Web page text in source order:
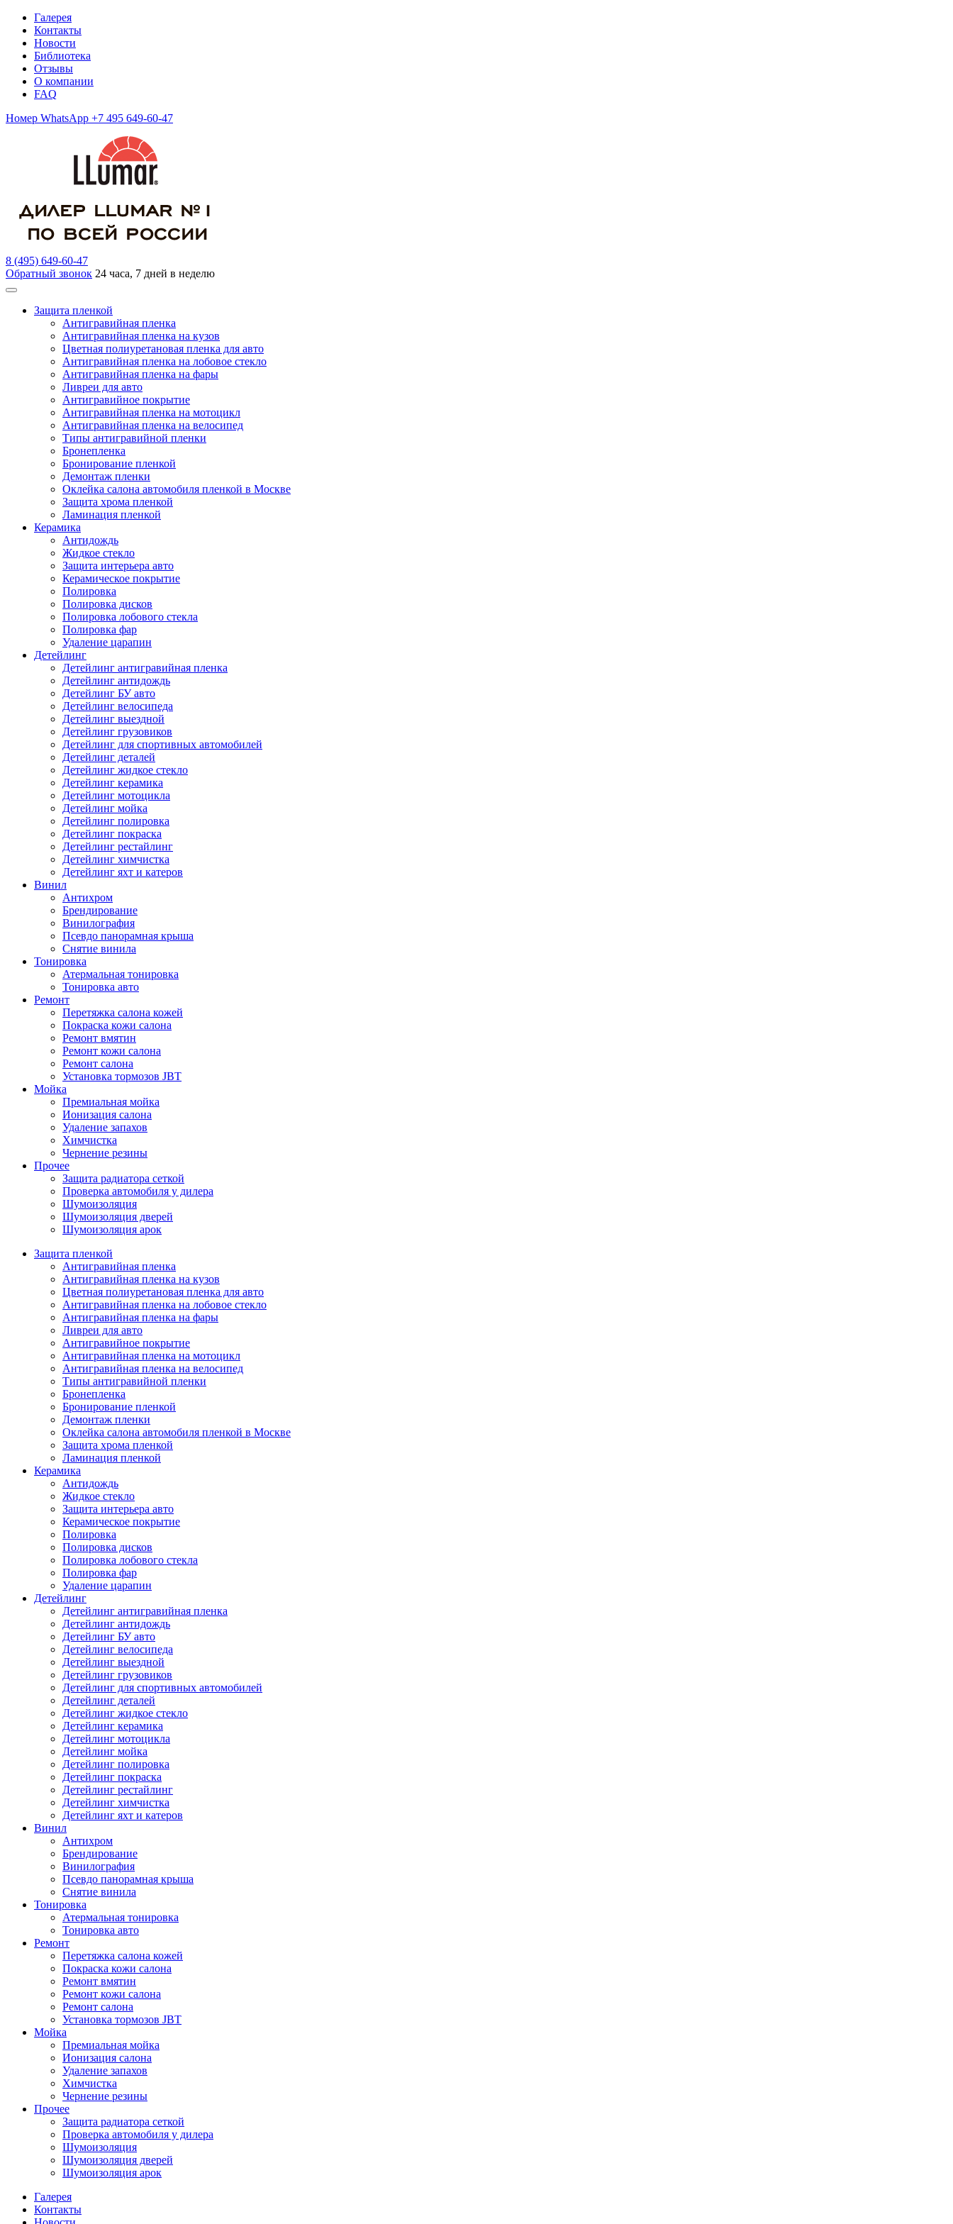
Галерея
Контакты
Новости
Библиотека
Отзывы
О компании
FAQ
Номер WhatsApp +7 495 649-60-47
8 (495) 649-60-47
Обратный звонок 24 часа, 7 дней в неделю
Защита пленкой
Антигравийная пленка
Антигравийная пленка на кузов
Цветная полиуретановая пленка для авто
Антигравийная пленка на лобовое стекло
Антигравийная пленка на фары
Ливреи для авто
Антигравийное покрытие
Антигравийная пленка на мотоцикл
Антигравийная пленка на велосипед
Типы антигравийной пленки
Бронепленка
Бронирование пленкой
Демонтаж пленки
Оклейка салона автомобиля пленкой в Москве
Защита хрома пленкой
Ламинация пленкой
Керамика
Антидождь
Жидкое стекло
Защита интерьера авто
Керамическое покрытие
Полировка
Полировка дисков
Полировка лобового стекла
Полировка фар
Удаление царапин
Детейлинг
Детейлинг антигравийная пленка
Детейлинг антидождь
Детейлинг БУ авто
Детейлинг велосипеда
Детейлинг выездной
Детейлинг грузовиков
Детейлинг для спортивных автомобилей
Детейлинг деталей
Детейлинг жидкое стекло
Детейлинг керамика
Детейлинг мотоцикла
Детейлинг мойка
Детейлинг полировка
Детейлинг покраска
Детейлинг рестайлинг
Детейлинг химчистка
Детейлинг яхт и катеров
Винил
Антихром
Брендирование
Винилография
Псевдо панорамная крыша
Снятие винила
Тонировка
Атермальная тонировка
Тонировка авто
Ремонт
Перетяжка салона кожей
Покраска кожи салона
Ремонт вмятин
Ремонт кожи салона
Ремонт салона
Установка тормозов JBT
Мойка
Премиальная мойка
Ионизация салона
Удаление запахов
Химчистка
Чернение резины
Прочее
Защита радиатора сеткой
Проверка автомобиля у дилера
Шумоизоляция
Шумоизоляция дверей
Шумоизоляция арок
Защита пленкой
Антигравийная пленка
Антигравийная пленка на кузов
Цветная полиуретановая пленка для авто
Антигравийная пленка на лобовое стекло
Антигравийная пленка на фары
Ливреи для авто
Антигравийное покрытие
Антигравийная пленка на мотоцикл
Антигравийная пленка на велосипед
Типы антигравийной пленки
Бронепленка
Бронирование пленкой
Демонтаж пленки
Оклейка салона автомобиля пленкой в Москве
Защита хрома пленкой
Ламинация пленкой
Керамика
Антидождь
Жидкое стекло
Защита интерьера авто
Керамическое покрытие
Полировка
Полировка дисков
Полировка лобового стекла
Полировка фар
Удаление царапин
Детейлинг
Детейлинг антигравийная пленка
Детейлинг антидождь
Детейлинг БУ авто
Детейлинг велосипеда
Детейлинг выездной
Детейлинг грузовиков
Детейлинг для спортивных автомобилей
Детейлинг деталей
Детейлинг жидкое стекло
Детейлинг керамика
Детейлинг мотоцикла
Детейлинг мойка
Детейлинг полировка
Детейлинг покраска
Детейлинг рестайлинг
Детейлинг химчистка
Детейлинг яхт и катеров
Винил
Антихром
Брендирование
Винилография
Псевдо панорамная крыша
Снятие винила
Тонировка
Атермальная тонировка
Тонировка авто
Ремонт
Перетяжка салона кожей
Покраска кожи салона
Ремонт вмятин
Ремонт кожи салона
Ремонт салона
Установка тормозов JBT
Мойка
Премиальная мойка
Ионизация салона
Удаление запахов
Химчистка
Чернение резины
Прочее
Защита радиатора сеткой
Проверка автомобиля у дилера
Шумоизоляция
Шумоизоляция дверей
Шумоизоляция арок
Галерея
Контакты